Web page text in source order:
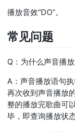
播放音效“DO”。
常见问题
Q：为什么声音播
A：声音播放语句
再次收到声音播放
整的播放完歌曲可
毕，即查询播放状